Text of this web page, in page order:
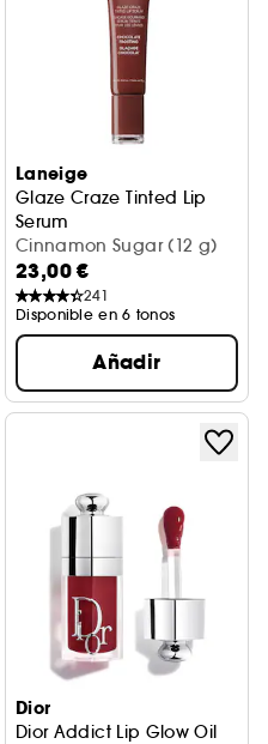
Laneige
Glaze Craze Tinted Lip
Serum
Sérum Labial Con Color
Cinnamon Sugar (12 g)
23,00 €
241
Disponible en 6 tonos
Añadir
Dior
Dior Addict Lip Glow Oil